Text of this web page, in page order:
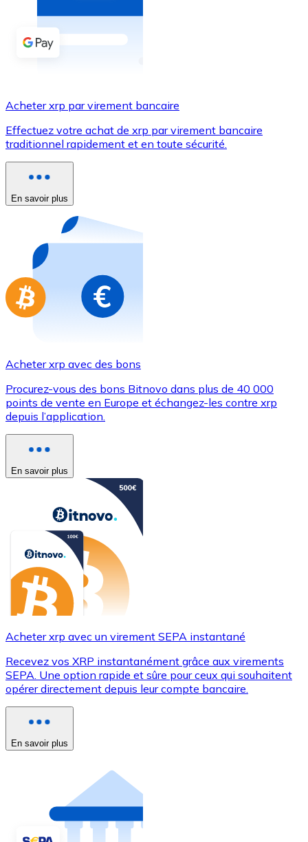
Acheter avec espèces
Virement SEPA
Utilisez les cartes Visa et Mastercard pour acheter
Acheter avec carte
Nouveau
Achetez des cartes-cadeaux de vos marques
Aller à la boutique de cartes-cadeaux
Acheter xrp par virement bancaire
Effectuez votre achat de xrp par virement bancaire
traditionnel rapidement et en toute sécurité.
En savoir plus
Acheter xrp avec des bons
Procurez-vous des bons Bitnovo dans plus de 40 000
points de vente en Europe et échangez-les contre xrp
depuis l’application.
En savoir plus
Acheter xrp avec un virement SEPA instantané
Recevez vos XRP instantanément grâce aux virements
SEPA. Une option rapide et sûre pour ceux qui souhaitent
opérer directement depuis leur compte bancaire.
En savoir plus